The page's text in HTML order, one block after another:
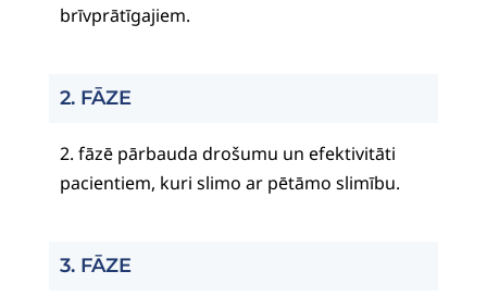
brīvprātīgajiem.
2. FĀZE
2. fāzē pārbauda drošumu un efektivitāti
pacientiem, kuri slimo ar pētāmo slimību.
3. FĀZE